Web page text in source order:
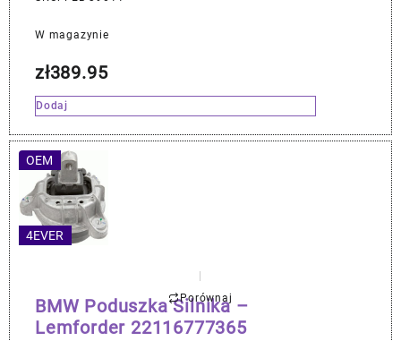
W magazynie
zł389.95
Dodaj
OEM
4EVER
Porównaj
BMW Poduszka Silnika –
Lemforder 22116777365